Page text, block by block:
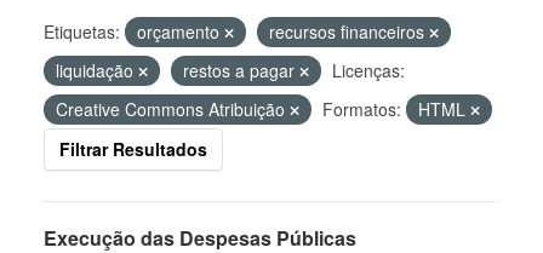
Etiquetas: orçamento
recursos financeiros
liquidação
restos a pagar
Licenças:
Creative Commons Atribuição
Formatos:
HTML
Filtrar Resultados
Execução das Despesas Públicas